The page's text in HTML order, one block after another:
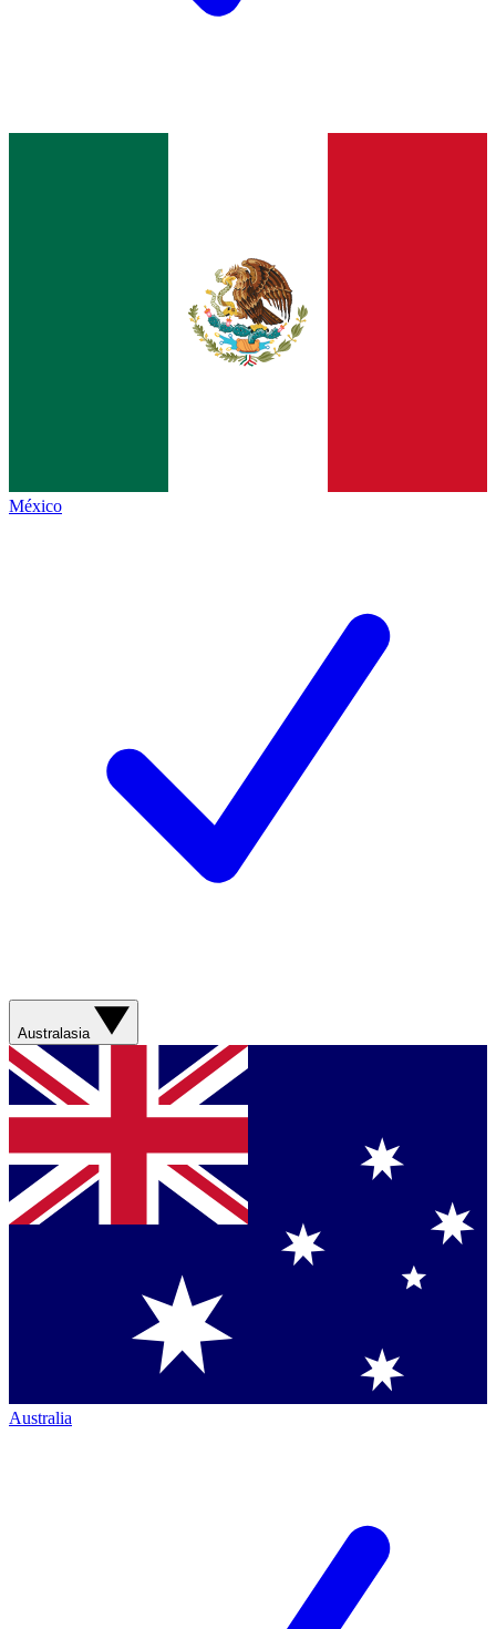
México
Australasia
Australia